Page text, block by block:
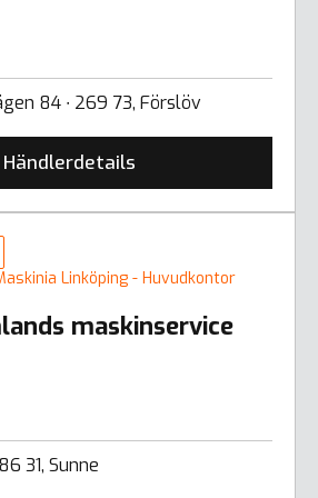
84 ∙ 269 73, Förslöv
Händlerdetails
Linköping - Huvudkontor
maskinservice
31, Sunne